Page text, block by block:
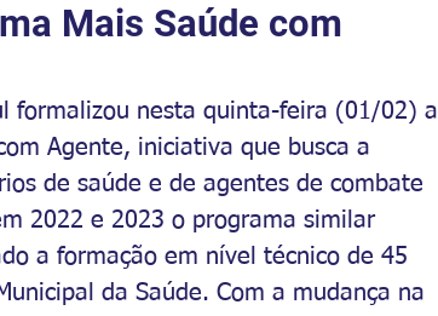
Mais Saúde com
formalizou nesta quinta-feira (01/02) a
Agente, iniciativa que busca a
de saúde e de agentes de combate
2022 e 2023 o programa similar
a formação em nível técnico de 45
da Saúde. Com a mudança na